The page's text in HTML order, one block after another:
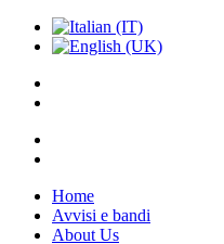
Home
Avvisi e bandi
About Us